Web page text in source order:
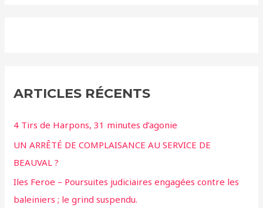
ARTICLES RÉCENTS
4 Tirs de Harpons, 31 minutes d’agonie
UN ARRÊTÉ DE COMPLAISANCE AU SERVICE DE
BEAUVAL ?
Iles Feroe – Poursuites judiciaires engagées contre les
baleiniers ; le grind suspendu.